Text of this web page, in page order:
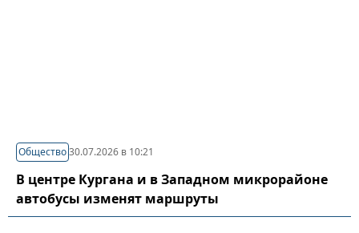
Общество30.07.2026 в 10:21
В центре Кургана и в Западном микрорайоне
автобусы изменят маршруты